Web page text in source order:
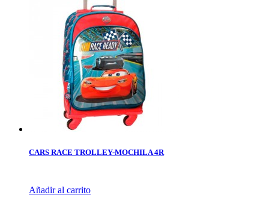
CARS RACE TROLLEY-MOCHILA 4R
Añadir al carrito